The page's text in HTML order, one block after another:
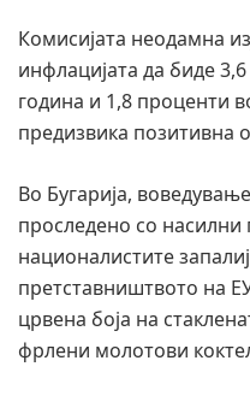
Комисијата неодамна
инфлацијата да биде
година и 1,8 проценти
предизвика позитивна
Во Бугарија,
проследено со
националистите
претставништвото на
црвена боја на
фрлени молотови